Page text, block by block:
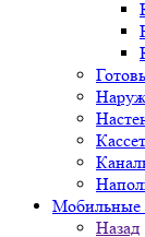
Мобильные
Назад